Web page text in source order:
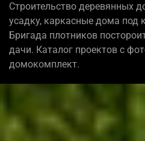
Строительство деревянных
усадку, каркасные дома
Бригада плотников
дачи. Каталог проектов с
домокомплект.